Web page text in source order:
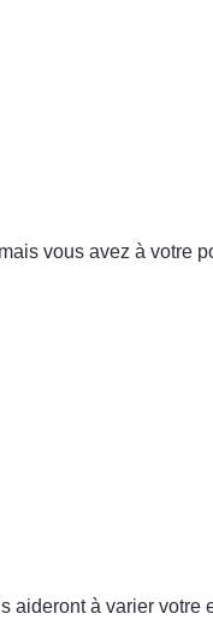
vous avez à votre
aideront à varier